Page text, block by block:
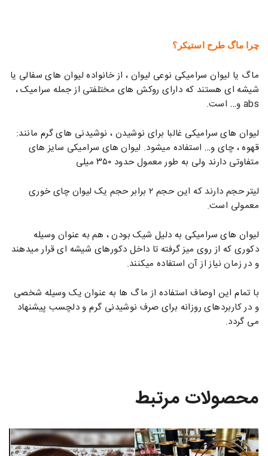
چرا ماگ طرح استیکر؟
ماگ یا لیوان سرامیکی نوعی لیوان ، از خانواده لیوان های سفالی یا
شیشه ای هستند که دارای روکش های مختلفتی از جمله سرامیک ،
abs و… است.
لیوان های سرامیکی غالبا برای نوشیدن ، نوشیدنی های گرم مانند:
قهوه ، چای و… استفاده میشود. لیوان های سرامیکی سایز های
متفاوتی دارند ولی به طور معمول حدود ۳۵۰ میلی
لیتر حجم دارند که این حجم ۲ برابر حجم یک لیوان چای خوری
معمولی است.
لیوان های سرامیکی به دلیل شیک بودن ، هم به عنوان وسیله
دکوری که از روی میز گرفته تا داخل دکورهای شیشه ای قرار میدهند
و در زمان نیاز از آن استفاده میکنند.
با تمام این اوصاف استفاده از ماگ ها به عنوان یک وسیله شخصی
و در کاربردهای روزانه برای صرف نوشیدنی گرم و دلچسب پیشنهاد
می گردد.
محصولات مرتبط